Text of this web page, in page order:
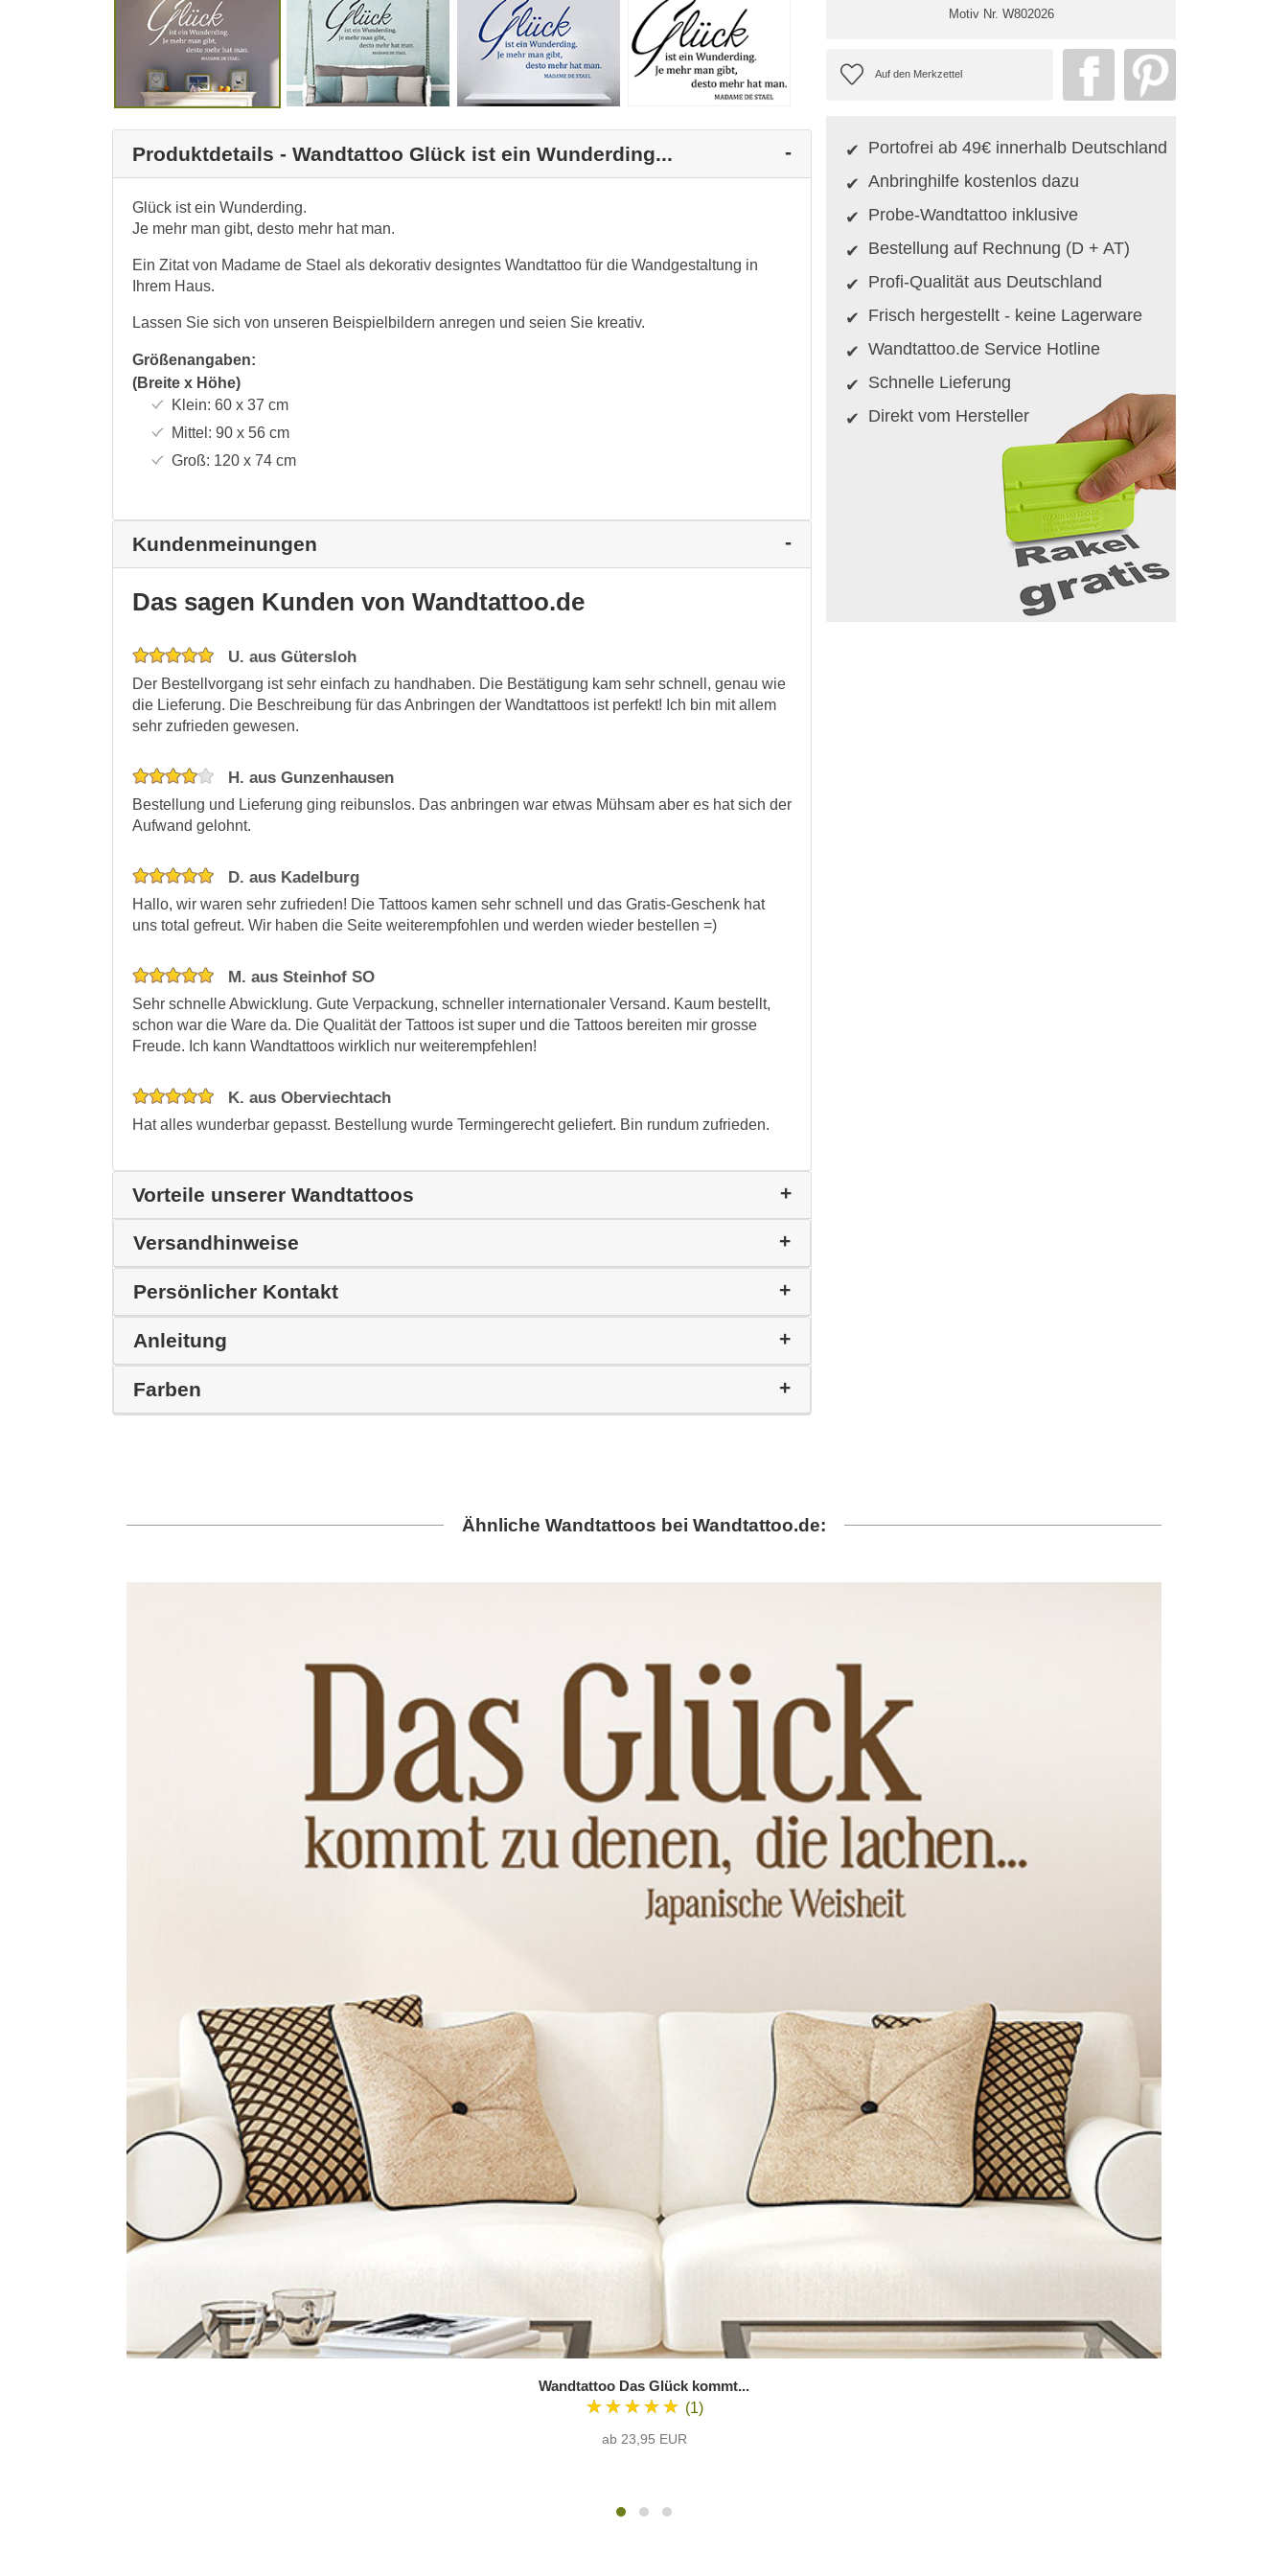
Produktdetails - Wandtattoo Glück ist ein Wunderding...
Glück ist ein Wunderding.
Je mehr man gibt, desto mehr hat man.
Ein Zitat von Madame de Stael als dekorativ designtes Wandtattoo für die Wandgestaltung in
Ihrem Haus.
Lassen Sie sich von unseren Beispielbildern anregen und seien Sie kreativ.
Größenangaben:
(Breite x Höhe)
Klein: 60 x 37 cm
Mittel: 90 x 56cm
Groß: 120 x 74cm
Kundenmeinungen
Das sagen Kunden von Wandtattoo.de
U. aus Gütersloh
Der Bestellvorgang ist sehr einfach zu handhaben. Die Bestätigung kam sehr schnell, genau wie
die Lieferung. Die Beschreibung für das Anbringen der Wandtattoos ist perfekt! Ich bin mit allem
sehr zufrieden gewesen.
H. aus Gunzenhausen
Bestellung und Lieferung ging reibunslos. Das anbringen war etwas Mühsam aber es hat sich der
Aufwand gelohnt.
D. aus Kadelburg
Hallo, wir waren sehr zufrieden! Die Tattoos kamen sehr schnell und das Gratis-Geschenk hat
uns total gefreut. Wir haben die Seite weiterempfohlen und werden wieder bestellen =)
M. aus Steinhof SO
Sehr schnelle Abwicklung. Gute Verpackung, schneller internationaler Versand. Kaum bestellt,
schon war die Ware da. Die Qualität der Tattoos ist super und die Tattoos bereiten mir grosse
Freude. Ich kann Wandtattoos wirklich nur weiterempfehlen!
K. aus Oberviechtach
Hat alles wunderbar gepasst. Bestellung wurde Termingerecht geliefert. Bin rundum zufrieden.
Vorteile unserer Wandtattoos
Versandhinweise
Persönlicher Kontakt
Anleitung
Farben
Motiv Nr. W802026
Portofrei ab 49€ innerhalb Deutschland
Anbringhilfe kostenlos dazu
Probe-Wandtattoo inklusive
Bestellung auf Rechnung (D + AT)
Profi-Qualität aus Deutschland
Frisch hergestellt - keine Lagerware
Wandtattoo.de Service Hotline
Schnelle Lieferung
Direkt vom Hersteller
Ähnliche Wandtattoos bei Wandtattoo.de:
Wandtattoo Das Glück kommt...
★★★★★ (1)
ab 23,95 EUR